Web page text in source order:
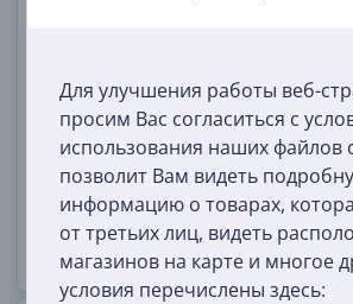
Для улучшения работы веб-
просим Вас согласиться с
использования наших файлов
позволит Вам видеть
информацию о товарах,
от третьих лиц, видеть
магазинов на карте и многое
условия перечислены здесь:
12599 €